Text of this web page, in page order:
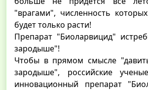
"врагами", численность
будет только расти!
Препарат "Биоларвицид"
зародыше"!
Чтобы в прямом смысле
зародыше", российские
инновационный препарат